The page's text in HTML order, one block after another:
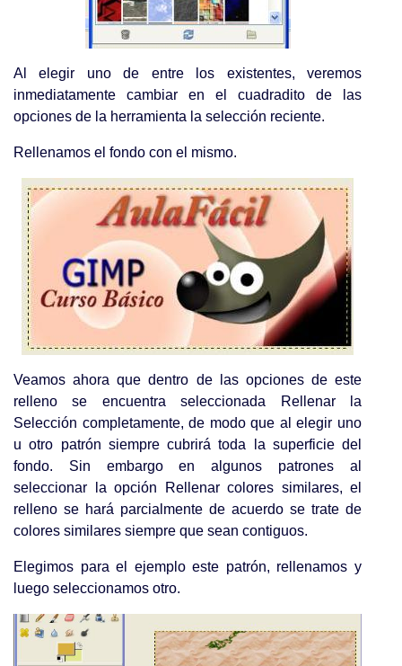
Al elegir uno de entre los existentes, veremos
inmediatamente cambiar en el cuadradito de las
opciones de la herramienta la selección reciente.
Rellenamos el fondo con el mismo.
Veamos ahora que dentro de las opciones de este
relleno se encuentra seleccionada Rellenar la
Selección completamente, de modo que al elegir uno
u otro patrón siempre cubrirá toda la superficie del
fondo. Sin embargo en algunos patrones al
seleccionar la opción Rellenar colores similares, el
relleno se hará parcialmente de acuerdo se trate de
colores similares siempre que sean contiguos.
Elegimos para el ejemplo este patrón, rellenamos y
luego seleccionamos otro.